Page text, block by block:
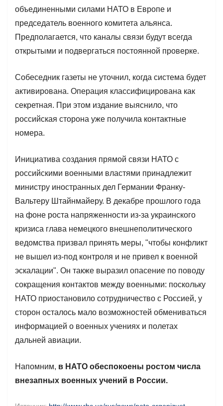
объединенными силами НАТО в Европе и
председатель военного комитета альянса.
Предполагается, что каналы связи будут всегда
открытыми и подвергаться постоянной проверке.
Собеседник газеты не уточнил, когда система будет
активирована. Операция классифицирована как
секретная. При этом издание выяснило, что
российская сторона уже получила контактные
номера.
Инициатива создания прямой связи НАТО с
российскими военными властями принадлежит
министру иностранных дел Германии Франку-
Вальтеру Штайнмайеру. В декабре прошлого года
на фоне роста напряженности из-за украинского
кризиса глава немецкого внешнеполитического
ведомства призвал принять меры, "чтобы конфликт
не вышел из-под контроля и не привел к военной
эскалации". Он также выразил опасение по поводу
сокращения контактов между военными: поскольку
НАТО приостановило сотрудничество с Россией, у
сторон осталось мало возможностей обмениваться
информацией о военных учениях и полетах
дальней авиации.
Напомним, в НАТО обеспокоены ростом числа
внезапных военных учений в России.